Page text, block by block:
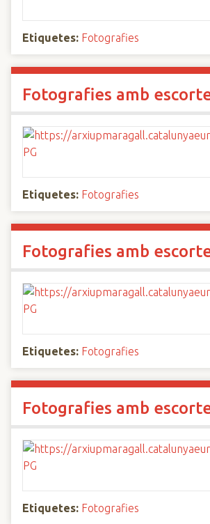
Etiquetes: Fotografies
Fotografies amb
Etiquetes: Fotografies
Fotografies amb
Etiquetes: Fotografies
Fotografies amb
Etiquetes: Fotografies